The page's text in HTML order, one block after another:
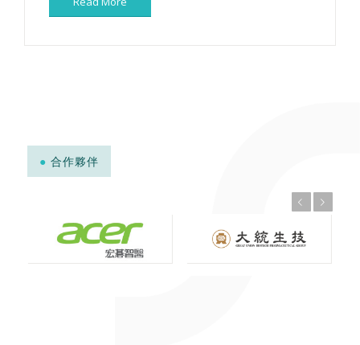
● 合作夥伴